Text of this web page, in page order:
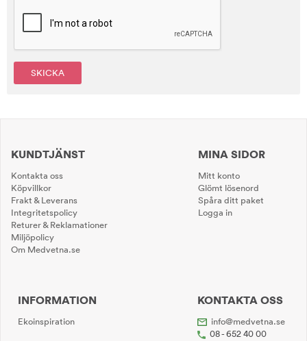
SKICKA
KUNDTJÄNST
Kontakta oss
Köpvillkor
Frakt & Leverans
Integritetspolicy
Returer & Reklamationer
Miljöpolicy
Om Medvetna.se
MINA SIDOR
Mitt konto
Glömt lösenord
Spåra ditt paket
Logga in
INFORMATION
Ekoinspiration
KONTAKTA OSS
info@medvetna.se
08 - 652 40 00